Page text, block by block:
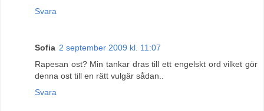
Svara
Sofia 2 september 2009 kl. 11:07
Rapesan ost? Min tankar dras till ett engelskt ord vilket gör
denna ost till en rätt vulgär sådan..
Svara